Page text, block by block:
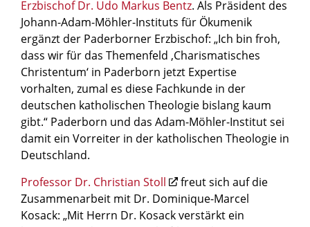
Erzbischof Dr. Udo Markus Bentz. Als Präsident des
Johann-Adam-Möhler-Instituts für Ökumenik
ergänzt der Paderborner Erzbischof: „Ich bin froh,
dass wir für das Themenfeld ‚Charismatisches
Christentum‘ in Paderborn jetzt Expertise
vorhalten, zumal es diese Fachkunde in der
deutschen katholischen Theologie bislang kaum
gibt.“ Paderborn und das Adam-Möhler-Institut sei
damit ein Vorreiter in der katholischen Theologie in
Deutschland.
Professor Dr. Christian Stoll
freut sich auf die
Zusammenarbeit mit Dr. Dominique-Marcel
Kosack: „Mit Herrn Dr. Kosack verstärkt ein